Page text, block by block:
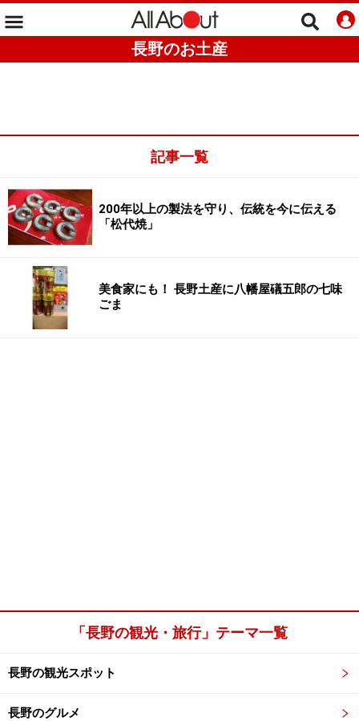
長野のお土産
記事一覧
200年以上の製法を守り、伝統を今に伝える
「松代焼」
美食家にも！ 長野土産に八幡屋礒五郎の七味
ごま
「長野の観光・旅行」テーマ一覧
長野の観光スポット
長野のグルメ